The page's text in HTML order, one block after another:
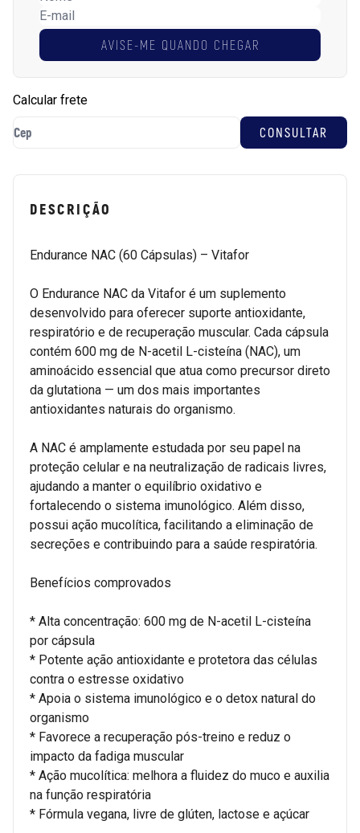
AVISE-ME QUANDO CHEGAR
Calcular frete
DESCRIÇÃO
Endurance NAC (60 Cápsulas) – Vitafor
O Endurance NAC da Vitafor é um suplemento
desenvolvido para oferecer suporte antioxidante,
respiratório e de recuperação muscular. Cada cápsula
contém 600 mg de N-acetil L-cisteína (NAC), um
aminoácido essencial que atua como precursor direto
da glutationa — um dos mais importantes
antioxidantes naturais do organismo.
A NAC é amplamente estudada por seu papel na
proteção celular e na neutralização de radicais livres,
ajudando a manter o equilíbrio oxidativo e
fortalecendo o sistema imunológico. Além disso,
possui ação mucolítica, facilitando a eliminação de
secreções e contribuindo para a saúde respiratória.
Benefícios comprovados
* Alta concentração: 600 mg de N-acetil L-cisteína
por cápsula
* Potente ação antioxidante e protetora das células
contra o estresse oxidativo
* Apoia o sistema imunológico e o detox natural do
organismo
* Favorece a recuperação pós-treino e reduz o
impacto da fadiga muscular
* Ação mucolítica: melhora a fluidez do muco e auxilia
na função respiratória
* Fórmula vegana, livre de glúten, lactose e açúcar